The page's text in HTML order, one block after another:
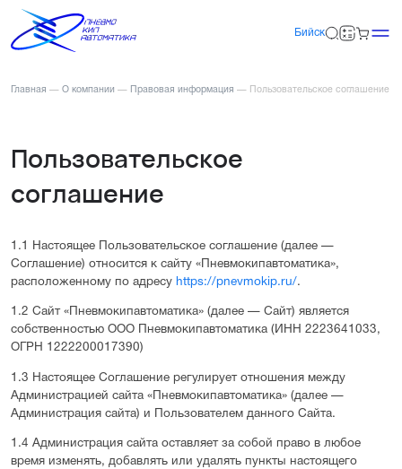
Бийск
Главная — О компании — Правовая информация — Пользовательское соглашение
Пользовательское
соглашение
1.1 Настоящее Пользовательское соглашение (далее —
Соглашение) относится к сайту «Пневмокипавтоматика»,
расположенному по адресу https://pnevmokip.ru/.
1.2 Сайт «Пневмокипавтоматика» (далее — Сайт) является
собственностью ООО Пневмокипавтоматика (ИНН 2223641033,
ОГРН 1222200017390)
1.3 Настоящее Соглашение регулирует отношения между
Администрацией сайта «Пневмокипавтоматика» (далее —
Администрация сайта) и Пользователем данного Сайта.
1.4 Администрация сайта оставляет за собой право в любое
время изменять, добавлять или удалять пункты настоящего